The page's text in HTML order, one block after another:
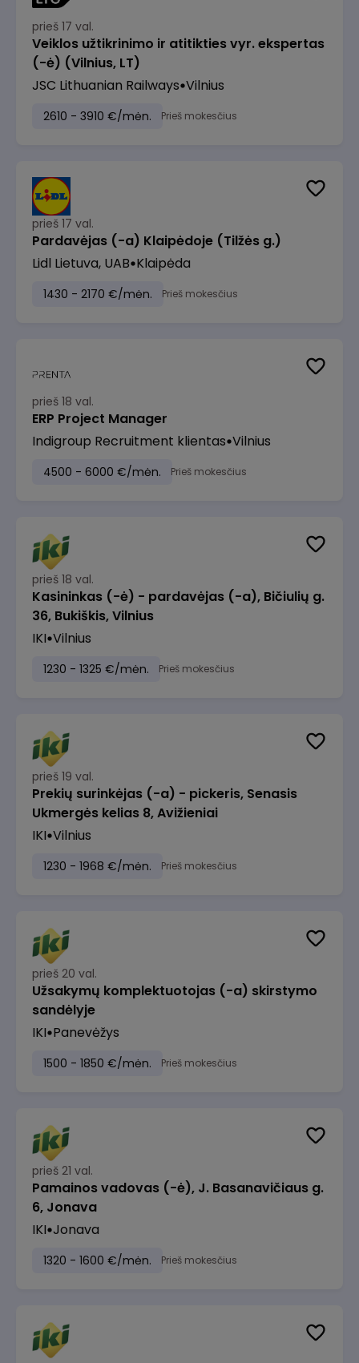
prieš 17 val.
Veiklos užtikrinimo ir atitikties vyr. ekspertas
(-ė) (Vilnius, LT)
JSC Lithuanian Railways Vilnius
2610 - 3910 €/mėn. Prieš mokesčius
prieš 17 val.
Pardavėjas (-a) Klaipėdoje (Tilžės g.)
Lidl Lietuva, UAB Klaipėda
1430 - 2170 €/mėn. Prieš mokesčius
prieš 18 val.
ERP Project Manager
Indigroup Recruitment klientas Vilnius
4500 - 6000 €/mėn. Prieš mokesčius
prieš 18 val.
Kasininkas (-ė) - pardavėjas (-a), Bičiulių g.
36, Bukiškis, Vilnius
IKI Vilnius
1230 - 1325 €/mėn. Prieš mokesčius
prieš 19 val.
Prekių surinkėjas (-a) - pickeris, Senasis
Ukmergės kelias 8, Avižieniai
IKI Vilnius
1230 - 1968 €/mėn. Prieš mokesčius
prieš 20 val.
Užsakymų komplektuotojas (-a) skirstymo
sandėlyje
IKI Panevėžys
1500 - 1850 €/mėn. Prieš mokesčius
prieš 21 val.
Pamainos vadovas (-ė), J. Basanavičiaus g.
6, Jonava
IKI Jonava
1320 - 1600 €/mėn. Prieš mokesčius